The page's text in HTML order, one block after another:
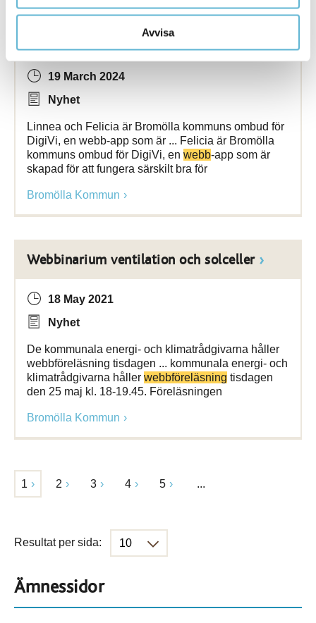
Avvisa
19 March 2024
Nyhet
Linnea och Felicia är Bromölla kommuns ombud för
DigiVi, en webb-app som är ... Felicia är Bromölla
kommuns ombud för DigiVi, en webb-app som är
skapad för att fungera särskilt bra för
Bromölla Kommun
Webbinarium ventilation och solceller
18 May 2021
Nyhet
De kommunala energi- och klimatrådgivarna håller
webbföreläsning tisdagen ... kommunala energi- och
klimatrådgivarna håller webbföreläsning tisdagen
den 25 maj kl. 18-19.45. Föreläsningen
Bromölla Kommun
1 2 3 4 5 ...
Resultat per sida:
Ämnessidor